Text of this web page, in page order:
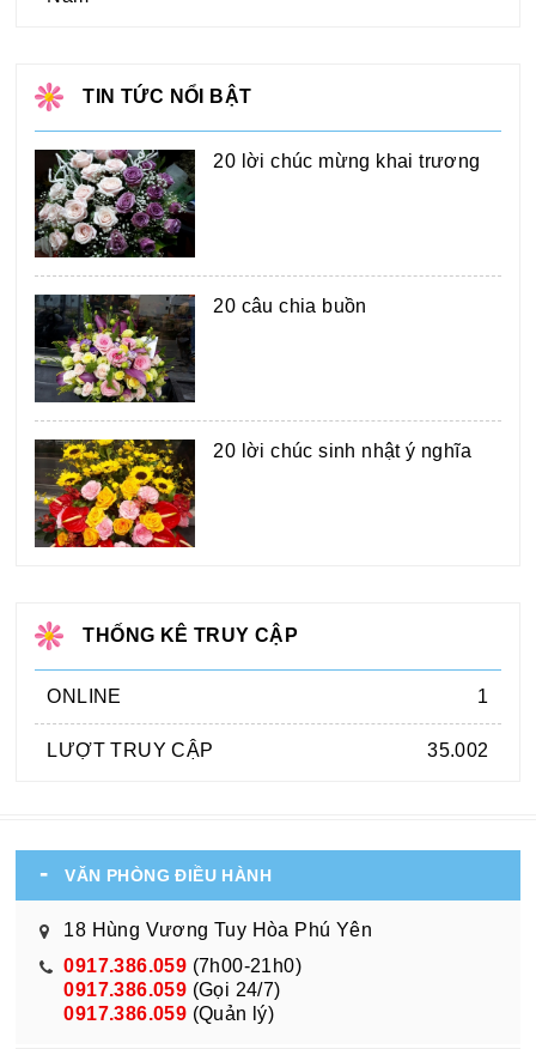
TIN TỨC NỔI BẬT
20 lời chúc mừng khai trương
20 câu chia buồn
20 lời chúc sinh nhật ý nghĩa
THỐNG KÊ TRUY CẬP
ONLINE 1
LƯỢT TRUY CẬP 35.002
VĂN PHÒNG ĐIỀU HÀNH
18 Hùng Vương Tuy Hòa Phú Yên
0917.386.059 (7h00-21h0)
0917.386.059 (Gọi 24/7)
0917.386.059 (Quản lý)